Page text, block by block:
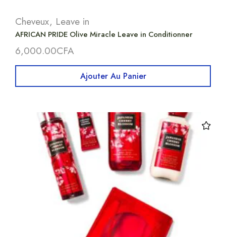
Cheveux, Leave in
AFRICAN PRIDE Olive Miracle Leave in Conditionner
6,000.00CFA
Ajouter Au Panier